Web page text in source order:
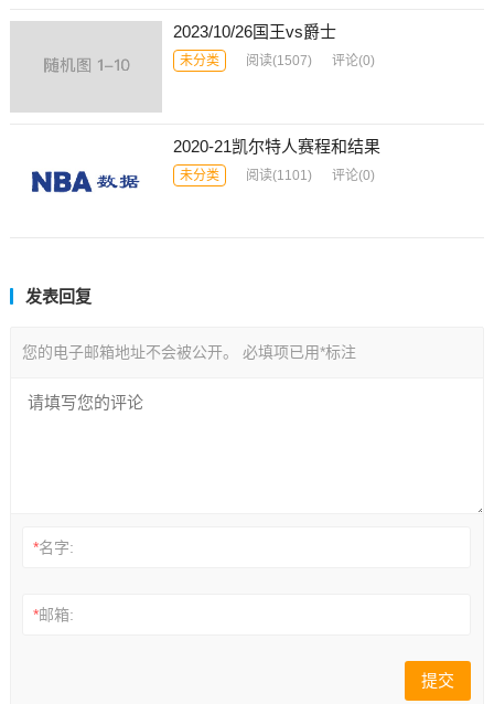
2023/10/26国王vs爵士
未分类 阅读(1507) 评论(0)
2020-21凯尔特人赛程和结果
未分类 阅读(1101) 评论(0)
发表回复
您的电子邮箱地址不会被公开。 必填项已用*标注
*名字:
*邮箱: